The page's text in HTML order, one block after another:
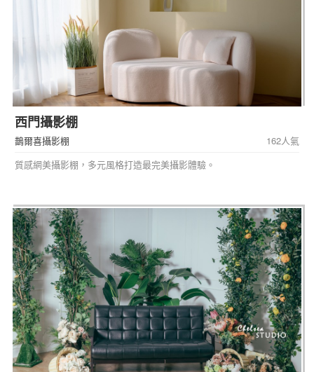
西門攝影棚
鵲爾喜攝影棚
162人氣
質感網美攝影棚，多元風格打造最完美攝影體驗。